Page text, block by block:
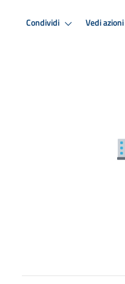
Condividi Vedi azioni